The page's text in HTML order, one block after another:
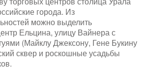
города. Из
можно выделить
Ельцина, улицу Вайнера с
(Майклу Джексону, Гене Букину
сквер и роскошные усадьбы